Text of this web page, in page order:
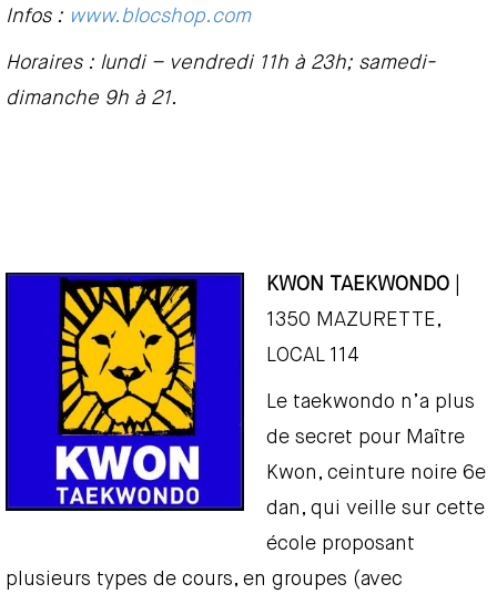
Infos : www.blocshop.com
Horaires : lundi – vendredi 11h à 23h; samedi-
dimanche 9h à 21.
KWON TAEKWONDO
1350 MAZURETTE,
LOCAL 114
Le taekwondo n’a plus
de secret pour Maître
Kwon, ceinture noire 6e
dan, qui veille sur cette
école proposant
plusieurs types de cours, en groupes (avec